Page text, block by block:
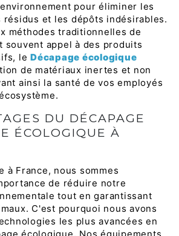
pour éliminer les
résidus et les dépôts indésirables.
méthodes traditionnelles de
souvent appel à des produits
le Décapage écologique
de matériaux inertes et non
ainsi la santé de vos employés
DU DÉCAPAGE
ÉCOLOGIQUE À
à France, nous sommes
de réduire notre
tout en garantissant
C'est pourquoi nous avons
les plus avancées en